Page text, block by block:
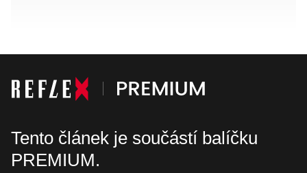
Tento článek je součástí balíčku
PREMIUM.